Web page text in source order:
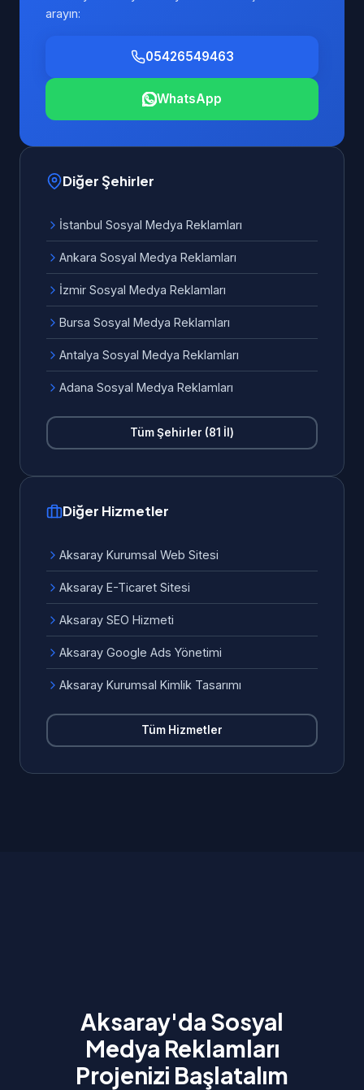
arayın:
05426549463
WhatsApp
Diğer Şehirler
İstanbul Sosyal Medya Reklamları
Ankara Sosyal Medya Reklamları
İzmir Sosyal Medya Reklamları
Bursa Sosyal Medya Reklamları
Antalya Sosyal Medya Reklamları
Adana Sosyal Medya Reklamları
Tüm Şehirler (81 İl)
Diğer Hizmetler
Aksaray Kurumsal Web Sitesi
Aksaray E-Ticaret Sitesi
Aksaray SEO Hizmeti
Aksaray Google Ads Yönetimi
Aksaray Kurumsal Kimlik Tasarımı
Tüm Hizmetler
Aksaray'da Sosyal
Medya Reklamları
Projenizi Başlatalım